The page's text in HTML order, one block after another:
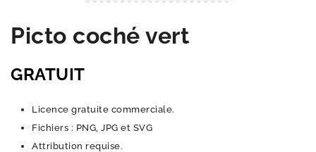
Picto coché vert
GRATUIT
Licence gratuite commerciale.
Fichiers : PNG, JPG et SVG
Attribution requise.